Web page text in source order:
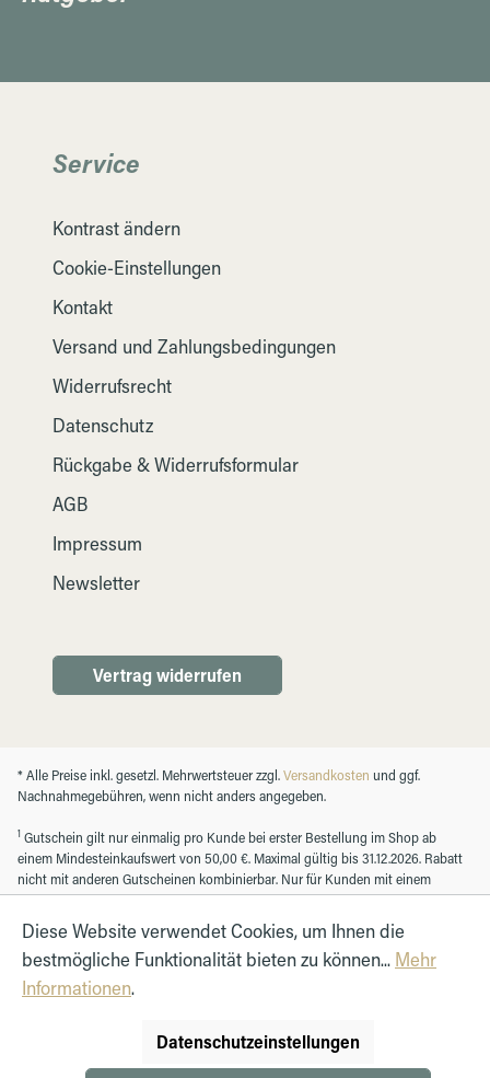
Service
Kontrast ändern
Cookie-Einstellungen
Kontakt
Versand und Zahlungsbedingungen
Widerrufsrecht
Datenschutz
Rückgabe & Widerrufsformular
AGB
Impressum
Newsletter
Vertrag widerrufen
* Alle Preise inkl. gesetzl. Mehrwertsteuer zzgl.Versandkosten und ggf.
Nachnahmegebühren, wenn nicht anders angegeben.
1 Gutschein gilt nur einmalig pro Kunde bei erster Bestellung im Shop ab
einem Mindesteinkaufswert von 50,00 €. Maximal gültig bis 31.12.2026. Rabatt
nicht mit anderen Gutscheinen kombinierbar. Nur für Kunden mit einem
registrierten Kundenkonto.
Diese Website verwendet Cookies, um Ihnen die
bestmögliche Funktionalität bieten zu können... Mehr
Informationen.
Datenschutzeinstellungen